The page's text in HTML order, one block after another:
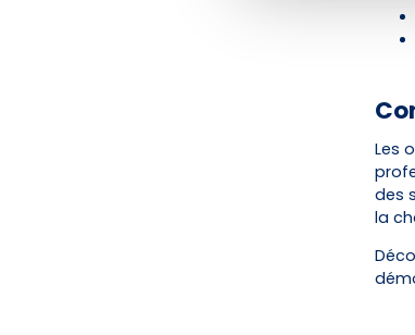
Les
des
la